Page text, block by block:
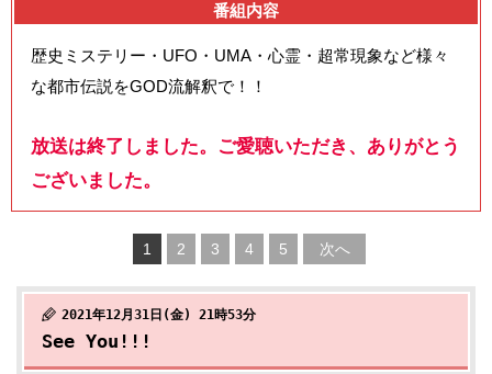
番組内容
歴史ミステリー・UFO・UMA・心霊・超常現象など様々
な都市伝説をGOD流解釈で！！
放送は終了しました。ご愛聴いただき、ありがとう
ございました。
1 2 3 4 5 次へ
2021年12月31日(金) 21時53分
See You!!!